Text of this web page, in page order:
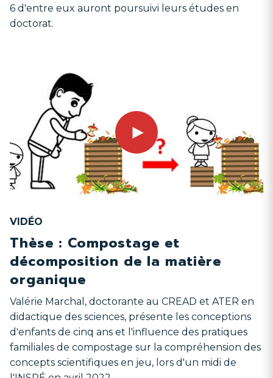
6 d'entre eux auront poursuivi leurs études en
doctorat.
VIDÉO
Thèse : Compostage et
décomposition de la matière
organique
Valérie Marchal, doctorante au CREAD et ATER en
didactique des sciences, présente les conceptions
d'enfants de cinq ans et l'influence des pratiques
familiales de compostage sur la compréhension des
concepts scientifiques en jeu, lors d'un midi de